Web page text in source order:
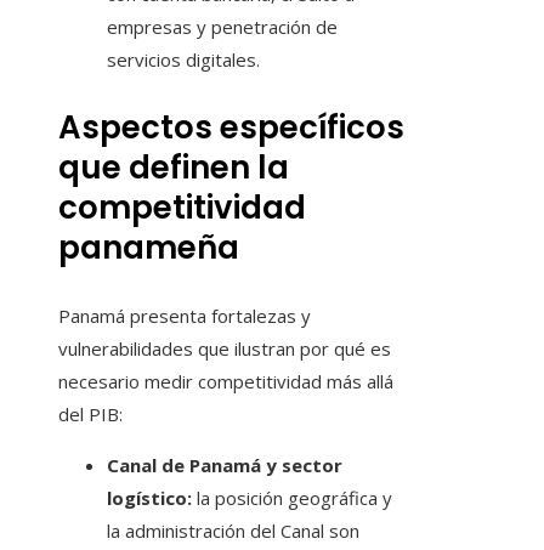
empresas y penetración de
servicios digitales.
Aspectos específicos
que definen la
competitividad
panameña
Panamá presenta fortalezas y
vulnerabilidades que ilustran por qué es
necesario medir competitividad más allá
del PIB:
Canal de Panamá y sector
logístico: la posición geográfica y
la administración del Canal son